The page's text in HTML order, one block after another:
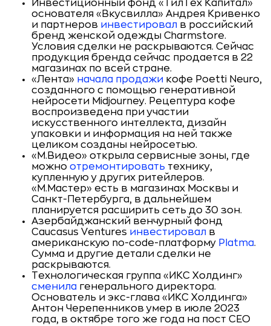
Инвестиционный фонд «ТилТех Капитал»
основателя «Вкусвилла» Андрея Кривенко
и партнеров инвестировал в российский
бренд женской одежды Charmstore.
Условия сделки не раскрываются. Сейчас
продукция бренда сейчас продается в 22
магазинах по всей стране.
«Лента» начала продажи кофе Poetti Neuro,
созданного с помощью генеративной
нейросети Midjourney. Рецептура кофе
воспроизведена при участии
искусственного интеллекта, дизайн
упаковки и информация на ней также
целиком созданы нейросетью.
«М.Видео» открыла сервисные зоны, где
можно отремонтировать технику,
купленную у других ритейлеров.
«М.Мастер» есть в магазинах Москвы и
Санкт-Петербурга, в дальнейшем
планируется расширить сеть до 30 зон.
Азербайджанский венчурный фонд
Caucasus Ventures инвестировал в
американскую no-code-платформу Platma.
Сумма и другие детали сделки не
раскрываются.
Технологическая группа «ИКС Холдинг»
сменила генерального директора.
Основатель и экс-глава «ИКС Холдинга»
Антон Черепенников умер в июле 2023
года, в октябре того же года на пост CEO